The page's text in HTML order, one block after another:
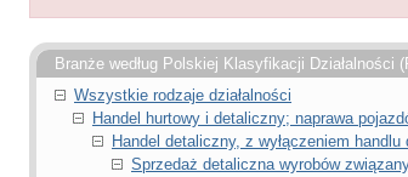
Branże według Polskiej Klasyfikacji Działalności
Wszystkie rodzaje działalności
Handel hurtowy i detaliczny; naprawa
Handel detaliczny, z wyłączeniem
Sprzedaż detaliczna wyrobów